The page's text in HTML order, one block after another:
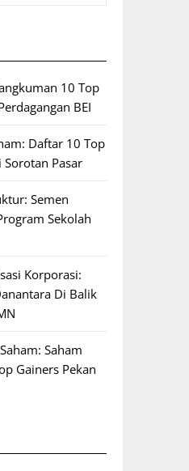
10 Top
BEI
Daftar 10 Top
Sorotan Pasar
Semen
Sekolah
Korporasi:
Di Balik
Saham
Gainers Pekan